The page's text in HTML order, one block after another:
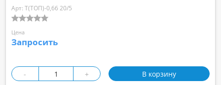
Арт: Т(ТОП)-0,66 20/5
Цена
Запросить
- + В корзину